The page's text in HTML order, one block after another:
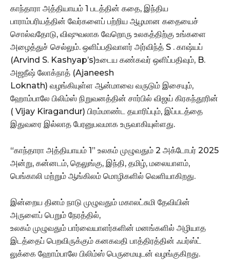
காந்தாரா அத்தியாயம் 1 படத்தின் கதை, இந்திய
பாராம்பரியத்தின் வேர்களைப் பற்றிய ஆழமான கதையைச்
சொல்வதோடு, விஷுவலாக வேறொரு உலகத்திற்கு உங்களை
அழைத்துச் செல்லும். ஒளிப்பதிவாளர் அர்விந்த் S . காஷ்யப்
(Arvind S. Kashyap’s)உடைய கண்கவர் ஒளிப்பதிவும், B.
அஜநீஷ் லோக்நாத் (Ajaneesh
Loknath) வழங்கியுள்ள ஆன்மாவை வருடும் இசையும்,
ஹோம்பாலே பிலிம்ஸ் நிறுவனத்தின் சார்பில் விஜய் கிரகந்தூரின்
( Vijay Kiragandur) பிரம்மாண்ட தயாரிப்பும், இப்படத்தை
இதுவரை இல்லாத பேரனுபவமாக உருவாகியுள்ளது.
“காந்தாரா அத்தியாயம் 1” உலகம் முழுவதும் 2 அக்டோபர் 2025
அன்று, கன்னடம், தெலுங்கு, இந்தி, தமிழ், மலையாளம்,
பெங்காலி மற்றும் ஆங்கிலம் மொழிகளில் வெளியாகிறது.
இன்றைய தினம் நாடு முழுவதும் மகாலட்சுமி தேவியின்
அருளைப் பெறும் நேரத்தில்,
உலகம் முழுவதும் பார்வையாளர்களின் மனங்களில் அழியாத
இடத்தைப் பெறவிருக்கும் கனகவதி பாத்திரத்தின் ஃபர்ஸ்ட்
லுக்கை ஹோம்பாலே பிலிம்ஸ் பெருமையுடன் வழங்குகிறது.